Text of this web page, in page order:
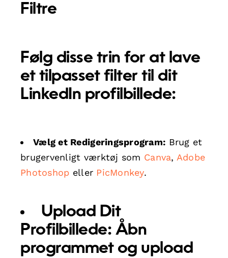
Filtre
Følg disse trin for at lave
et tilpasset filter til dit
LinkedIn profilbillede:
Vælg et Redigeringsprogram: Brug et
brugervenligt værktøj som Canva, Adobe
Photoshop eller PicMonkey.
Upload Dit
Profilbillede: Åbn
programmet og upload